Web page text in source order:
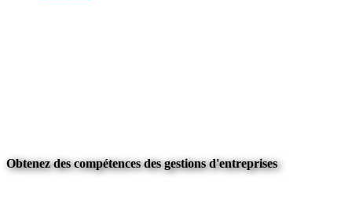
Obtenez des compétences des gestions d'entreprises